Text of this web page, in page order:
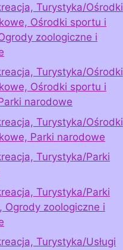
Turystyka/Ośrodki
Ośrodki sportu i
zoologiczne i
Turystyka/Ośrodki
Ośrodki sportu i
narodowe
Turystyka/Ośrodki
Parki narodowe
Turystyka/Parki
Turystyka/Parki
Ogrody zoologiczne i
Turystyka/Usługi